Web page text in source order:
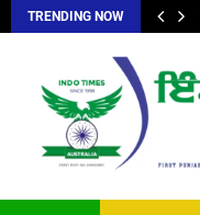
TRENDING NOW